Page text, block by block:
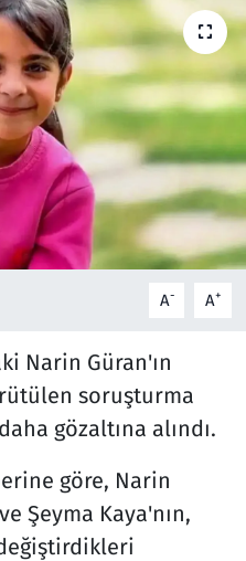
A- A+
Narin Güran'ın
soruşturma
gözaltına alındı.
göre, Narin
Şeyma Kaya'nın,